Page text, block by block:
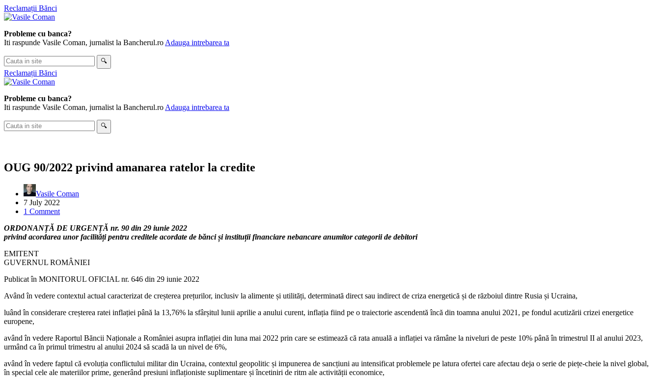
Skip
to
Reclamații Bănci
Probleme cu banca?
Iti raspunde Vasile Coman, jurnalist la Bancherul.ro Adauga intrebarea ta
Cauta
in
site
🔍
Reclamații Bănci
Probleme cu banca?
Iti raspunde Vasile Coman, jurnalist la Bancherul.ro Adauga intrebarea ta
Cauta
in
🔍
OUG 90/2022 privind amanarea ratelor la credite
Vasile Coman
7 July 2022
1 Comment
ORDONANȚĂ DE URGENȚĂ nr. 90 din 29 iunie 2022
privind acordarea unor facilități pentru creditele acordate de bănci și instituții financiare nebancare anumitor categorii de debitori
EMITENT
GUVERNUL ROMÂNIEI
Publicat în MONITORUL OFICIAL nr. 646 din 29 iunie 2022
Având în vedere contextul actual caracterizat de creșterea prețurilor, inclusiv la alimente și utilități, determinată direct sau indirect de criza energetică și de războiul dintre Rusia și Ucraina,
luând în considerare creșterea ratei inflației până la 13,76% la sfârșitul lunii aprilie a anului curent, inflația fiind pe o traiectorie ascendentă încă din toamna anului 2021, pe fondul acutizării crizei energetice
europene,
având în vedere Raportul Băncii Naționale a României asupra inflației din luna mai 2022 prin care se estimează că rata anuală a inflației va rămâne la niveluri de peste 10% până în trimestrul II al anului 2023,
urmând ca în primul trimestru al anului 2024 să scadă la un nivel de 6%,
având în vedere faptul că evoluția conflictului militar din Ucraina, contextul geopolitic și impunerea de sancțiuni au intensificat problemele pe latura ofertei care afectau deja o serie de piețe-cheie la nivel global,
în special cele ale materiilor prime, generând presiuni inflaționiste suplimentare și încetiniri de ritm ale activității economice,